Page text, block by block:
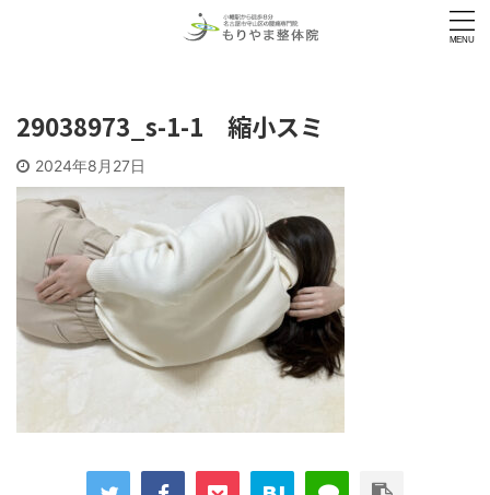
29038973_s-1-1 縮小スミ
2024年8月27日